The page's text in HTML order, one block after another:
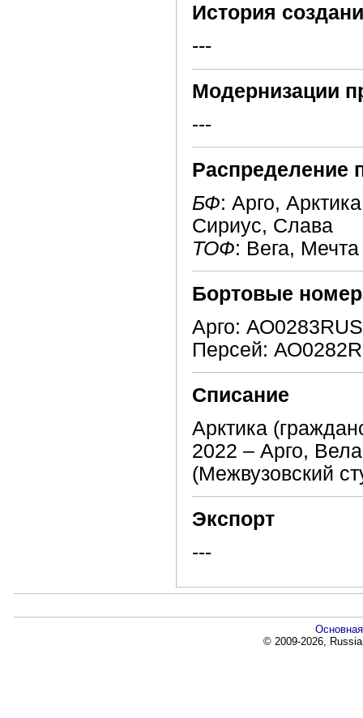
История
---
Модернизации
---
Распределение
БФ: Арго,
Сириус, Слава
ТОФ: Вега, Мечта
Бортовые
Арго:
Персей:
Списание
Арктика
2022 – Арго,
(Межвузовский
Экспорт
---
Основная
© 2009-2026,